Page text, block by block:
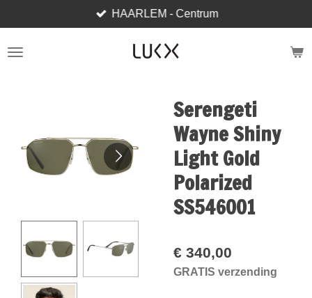
direct
naar
HAARLEM - Centrum
Serengeti
Wayne Shiny
Light Gold
Polarized
SS546001
€ 340,00
GRATIS verzending